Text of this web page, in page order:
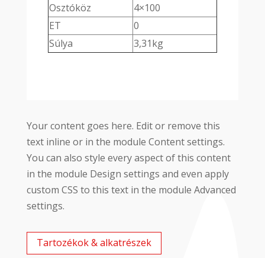
Osztóköz
4×100
ET
0
Súlya
3,31kg
Your content goes here. Edit or remove this
text inline or in the module Content settings.
You can also style every aspect of this content
in the module Design settings and even apply
custom CSS to this text in the module Advanced
settings.
Tartozékok & alkatrészek